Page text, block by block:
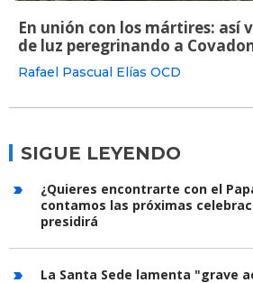
En unión con los mártires: así
de luz peregrinando a
Rafael Pascual Elías OCD
SIGUE LEYENDO
¿Quieres encontrarte con el
contamos las próximas
presidirá
La Santa Sede lamenta "grave